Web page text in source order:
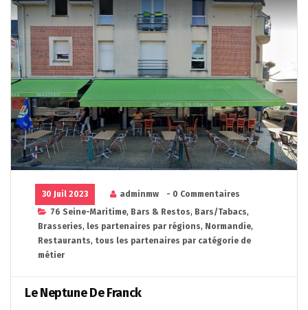
30 Juil 2023 adminmw
- 0 Commentaires
76 Seine-Maritime, Bars & Restos, Bars/Tabacs,
Brasseries, les partenaires par régions, Normandie,
Restaurants, tous les partenaires par catégorie de
métier
Le Neptune De Franck